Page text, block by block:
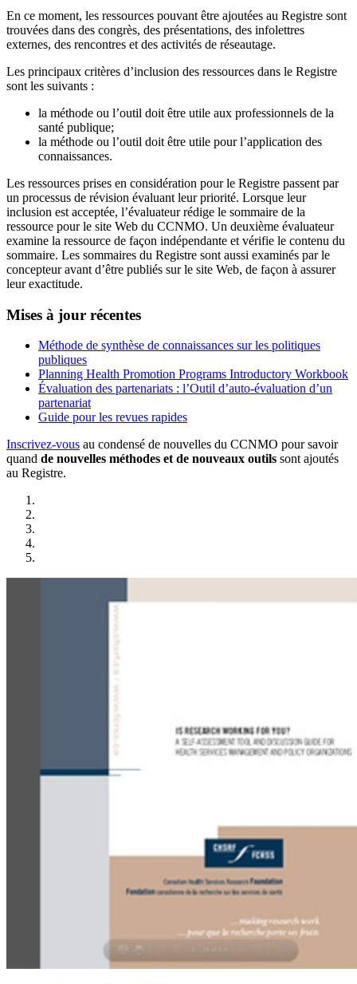
En ce moment, les ressources pouvant être ajoutées au Registre sont
trouvées dans des congrès, des présentations, des infolettres
externes, des rencontres et des activités de réseautage.
Les principaux critères d’inclusion des ressources dans le Registre
sont les suivants :
la méthode ou l’outil doit être utile aux professionnels de la
santé publique;
la méthode ou l’outil doit être utile pour l’application des
connaissances.
Les ressources prises en considération pour le Registre passent par
un processus de révision évaluant leur priorité. Lorsque leur
inclusion est acceptée, l’évaluateur rédige le sommaire de la
ressource pour le site Web du CCNMO. Un deuxième évaluateur
examine la ressource de façon indépendante et vérifie le contenu du
sommaire. Les sommaires du Registre sont aussi examinés par le
concepteur avant d’être publiés sur le site Web, de façon à assurer
leur exactitude.
Mises à jour récentes
Méthode de synthèse de connaissances sur les politiques
publiques
Planning Health Promotion Programs Introductory Workbook
Évaluation des partenariats : l’Outil d’auto-évaluation d’un
partenariat
Guide pour les revues rapides
Inscrivez-vous au condensé de nouvelles du CCNMO pour savoir
quand de nouvelles méthodes et de nouveaux outils sont ajoutés
au Registre.